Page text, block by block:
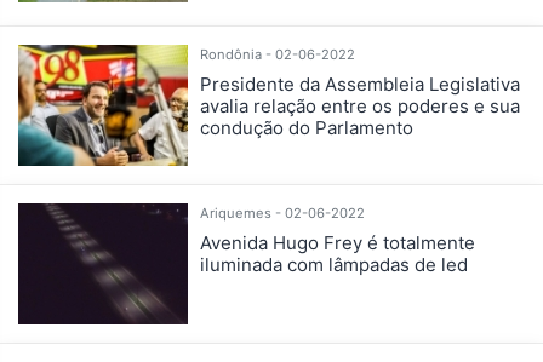
Rondônia - 02-06-2022
Presidente da Assembleia Legislativa
avalia relação entre os poderes e sua
condução do Parlamento
Ariquemes - 02-06-2022
Avenida Hugo Frey é totalmente
iluminada com lâmpadas de led